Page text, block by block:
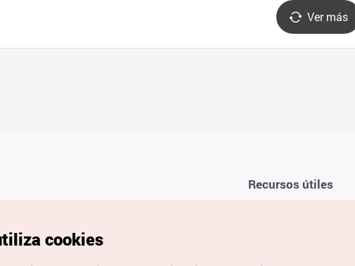
Ver más
Recursos útiles
relacionadas con el sitio
cookies